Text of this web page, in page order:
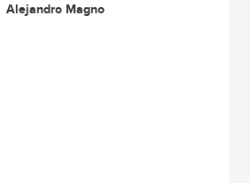
Alejandro Magno